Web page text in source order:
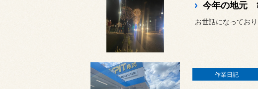
今年の地元
お世話になってお
作業日記